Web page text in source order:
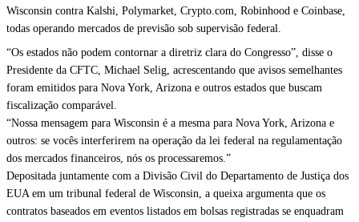
Wisconsin contra Kalshi, Polymarket, Crypto.com, Robinhood e Coinbase,
todas operando mercados de previsão sob supervisão federal.
“Os estados não podem contornar a diretriz clara do Congresso”, disse o
Presidente da CFTC, Michael Selig, acrescentando que avisos semelhantes
foram emitidos para Nova York, Arizona e outros estados que buscam
fiscalização comparável.
“Nossa mensagem para Wisconsin é a mesma para Nova York, Arizona e
outros: se vocês interferirem na operação da lei federal na regulamentação
dos mercados financeiros, nós os processaremos.”
Depositada juntamente com a Divisão Civil do Departamento de Justiça dos
EUA em um tribunal federal de Wisconsin, a queixa argumenta que os
contratos baseados em eventos listados em bolsas registradas se enquadram